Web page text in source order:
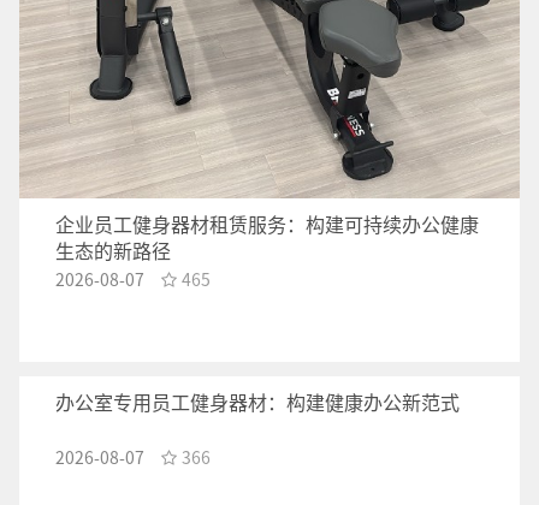
企业员工健身器材租赁服务：构建可持续办公健康
生态的新路径
2026-08-07 465
办公室专用员工健身器材：构建健康办公新范式
2026-08-07 366